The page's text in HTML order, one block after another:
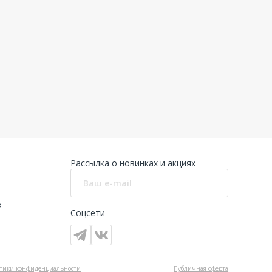
Рассылка о новинках и акциях
Соцсети
конфиденциальности Публичная оферта